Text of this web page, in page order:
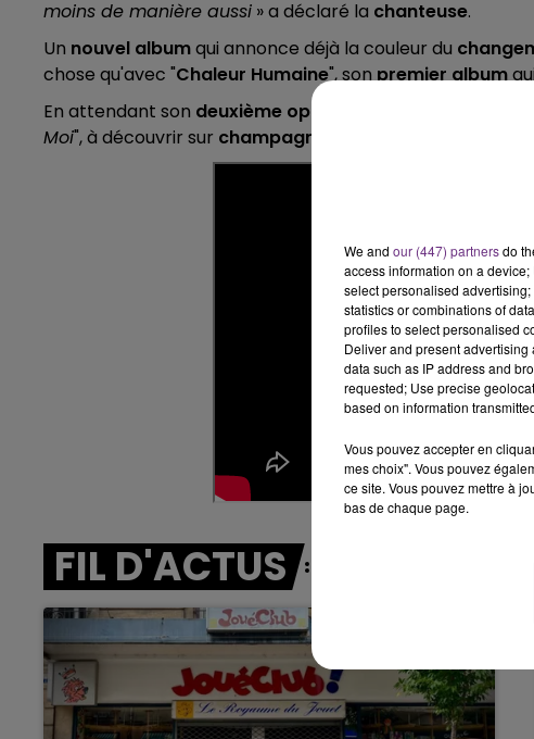
14h00 - 15h00
LA RADIO POP
moins de manière aussi » a déclaré la chanteuse.
Un nouvel albumqui annonce déjà la couleur du
chose qu'avec "Chaleur Humaine", sonpremier album
En attendant son deuxième opus
Moi", à découvrir sur champagnefm.com
FIL D'ACTUS
15h00 - 19h00
Le Club Champagne FM
We and our (447) partnersdo
access information on a
select personalised
statistics or combinations of
profiles to select personalised
Deliver and present
data such as IP address and
requested; Use precise
based on information
Vous pouvez accepter en
mes choix". Vous pouvez
ce site. Vous pouvez mettre à
bas de chaque page.